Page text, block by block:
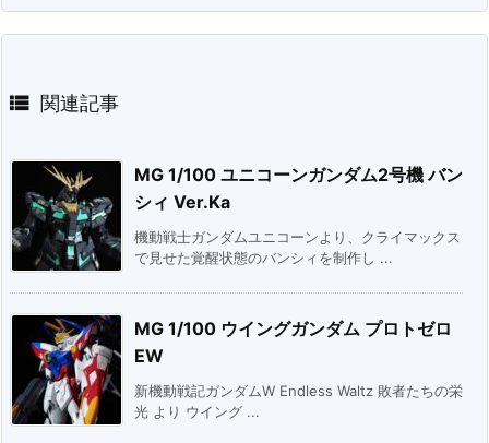
 関連記事
MG 1/100 ユニコーンガンダム2号機 バン
シィ Ver.Ka
機動戦士ガンダムユニコーンより、クライマックス
で見せた覚醒状態のバンシィを制作し ...
MG 1/100 ウイングガンダム プロトゼロ
EW
新機動戦記ガンダムW Endless Waltz 敗者たちの栄
光 より ウイング ...